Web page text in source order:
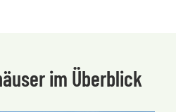
im Überblick